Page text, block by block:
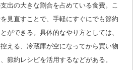
出の大きな割合を占めている食費。こ
見直すことで、手軽にすぐにでも節約
ができる。具体的なやり方としては、
える、冷蔵庫が空になってから買い物
節約レシピを活用するなどがある。